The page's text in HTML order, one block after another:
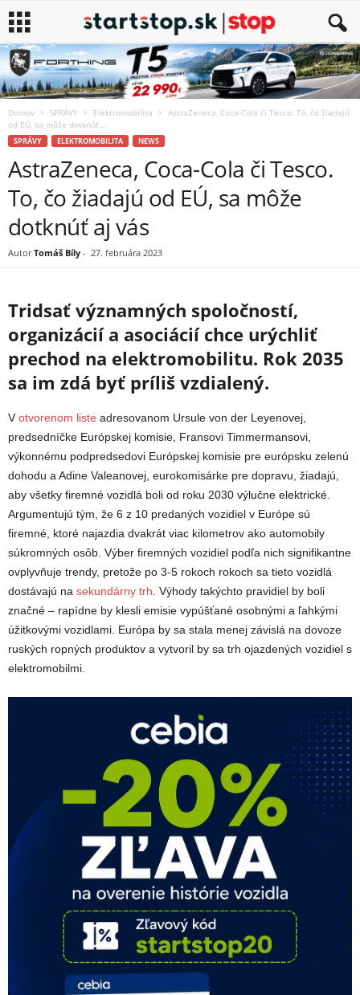
Domov SPRÁVY Elektromobilita
AstraZeneca, Coca-Cola či Tesco. To, čo žiadajú
od EÚ, sa môže dotknúť...
SPRÁVY ELEKTROMOBILITA NEWS
AstraZeneca, Coca-Cola či Tesco.
To, čo žiadajú od EÚ, sa môže
dotknúť aj vás
Autor Tomáš Bíly - 27. februára 2023
Tridsať významných spoločností,
organizácií a asociácií chce urýchliť
prechod na elektromobilitu. Rok 2035
sa im zdá byť príliš vzdialený.
V otvorenom liste adresovanom Ursule von der Leyenovej,
predsedníčke Európskej komisie, Fransovi Timmermansovi,
výkonnému podpredsedovi Európskej komisie pre európsku zelenú
dohodu a Adine Valeanovej, eurokomisárke pre dopravu, žiadajú,
aby všetky firemné vozidlá boli od roku 2030 výlučne elektrické.
Argumentujú tým, že 6 z 10 predaných vozidiel v Európe sú
firemné, ktoré najazdia dvakrát viac kilometrov ako automobily
súkromných osôb. Výber firemných vozidiel podľa nich signifikantne
ovplyvňuje trendy, pretože po 3-5 rokoch rokoch sa tieto vozidlá
dostávajú na sekundárny trh . Výhody takýchto pravidiel by boli
značné – rapídne by klesli emisie vypúšťané osobnými a ľahkými
úžitkovými vozidlami. Európa by sa stala menej závislá na dovoze
ruských ropných produktov a vytvoril by sa trh ojazdených vozidiel s
elektromobilmi.